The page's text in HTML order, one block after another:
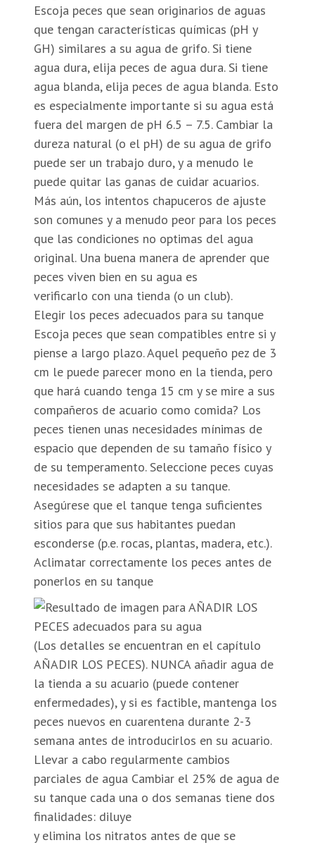
Escoja peces que sean originarios de aguas
que tengan características químicas (pH y
GH) similares a su agua de grifo. Si tiene
agua dura, elija peces de agua dura. Si tiene
agua blanda, elija peces de agua blanda. Esto
es especialmente importante si su agua está
fuera del margen de pH 6.5 – 7.5. Cambiar la
dureza natural (o el pH) de su agua de grifo
puede ser un trabajo duro, y a menudo le
puede quitar las ganas de cuidar acuarios.
Más aún, los intentos chapuceros de ajuste
son comunes y a menudo peor para los peces
que las condiciones no optimas del agua
original. Una buena manera de aprender que
peces viven bien en su agua es
verificarlo con una tienda (o un club).
Elegir los peces adecuados para su tanque
Escoja peces que sean compatibles entre si y
piense a largo plazo. Aquel pequeño pez de 3
cm le puede parecer mono en la tienda, pero
que hará cuando tenga 15 cm y se mire a sus
compañeros de acuario como comida? Los
peces tienen unas necesidades mínimas de
espacio que dependen de su tamaño físico y
de su temperamento. Seleccione peces cuyas
necesidades se adapten a su tanque.
Asegúrese que el tanque tenga suficientes
sitios para que sus habitantes puedan
esconderse (p.e. rocas, plantas, madera, etc.).
Aclimatar correctamente los peces antes de
ponerlos en su tanque
(Los detalles se encuentran en el capítulo
AÑADIR LOS PECES). NUNCA añadir agua de
la tienda a su acuario (puede contener
enfermedades), y si es factible, mantenga los
peces nuevos en cuarentena durante 2-3
semana antes de introducirlos en su acuario.
Llevar a cabo regularmente cambios
parciales de agua Cambiar el 25% de agua de
su tanque cada una o dos semanas tiene dos
finalidades: diluye
y elimina los nitratos antes de que se